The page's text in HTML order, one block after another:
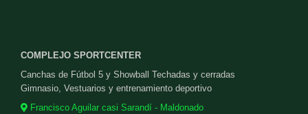
COMPLEJO SPORTCENTER
Canchas de Fútbol 5 y Showball Techadas y cerradas
Gimnasio, Vestuarios y entrenamiento deportivo
Francisco Aguilar casi Sarandí - Maldonado